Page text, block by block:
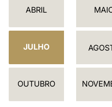
D
R
ABRIL
JULHO
OUTUBRO